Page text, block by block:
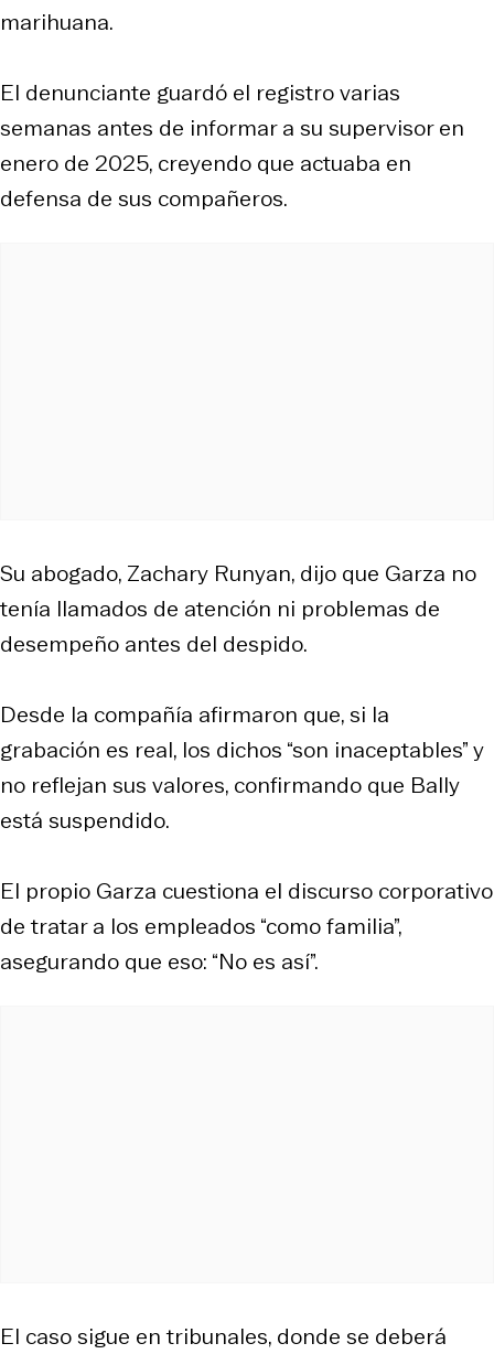
marihuana.
El denunciante guardó el registro varias
semanas antes de informar a su supervisor en
enero de 2025, creyendo que actuaba en
defensa de sus compañeros.
Su abogado, Zachary Runyan, dijo que Garza no
tenía llamados de atención ni problemas de
desempeño antes del despido.
Desde la compañía afirmaron que, si la
grabación es real, los dichos “son inaceptables” y
no reflejan sus valores, confirmando que Bally
está suspendido.
El propio Garza cuestiona el discurso corporativo
de tratar a los empleados “como familia”,
asegurando que eso: “No es así”.
El caso sigue en tribunales, donde se deberá